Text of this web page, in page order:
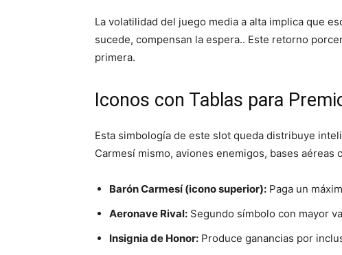
La volatilidad del juego media a alta implica que
sucede, compensan la espera.. Este retorno
primera.
Iconos con Tablas para
Esta simbología de este slot queda distribuye
Carmesí mismo, aviones enemigos, bases
Barón Carmesí (icono superior): Paga un
Aeronave Rival: Segundo símbolo con mayor
Insignia de Honor: Produce ganancias por